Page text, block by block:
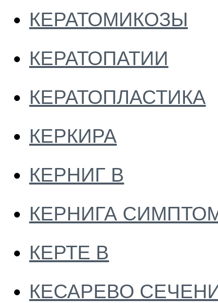
КЕРАТОМИКОЗЫ
КЕРАТОПАТИИ
КЕРАТОПЛАСТИКА
КЕРКИРА
КЕРНИГ В
КЕРНИГА
КЕРТЕ В
КЕСАРЕВО